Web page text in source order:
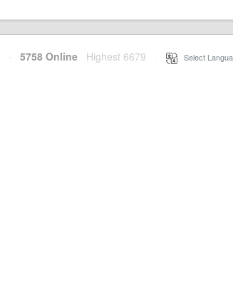
· 5758 Online Highest 6679 Select